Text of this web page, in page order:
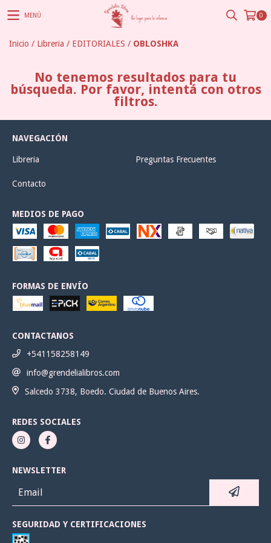
MENÚ 0
Inicio / Libreria / EDITORIALES / OBLOSHKA
No tenemos resultados para tu
búsqueda. Por favor, intentá con otros
filtros.
NAVEGACIÓN
Libreria Preguntas Frecuentes
Contacto
MEDIOS DE PAGO
FORMAS DE ENVÍO
CONTACTANOS
+541158258149
info@grendelialibros.com
Salcedo 3738, Boedo. Ciudad de Buenos Aires.
REDES SOCIALES
NEWSLETTER
SEGURIDAD Y CERTIFICACIONES